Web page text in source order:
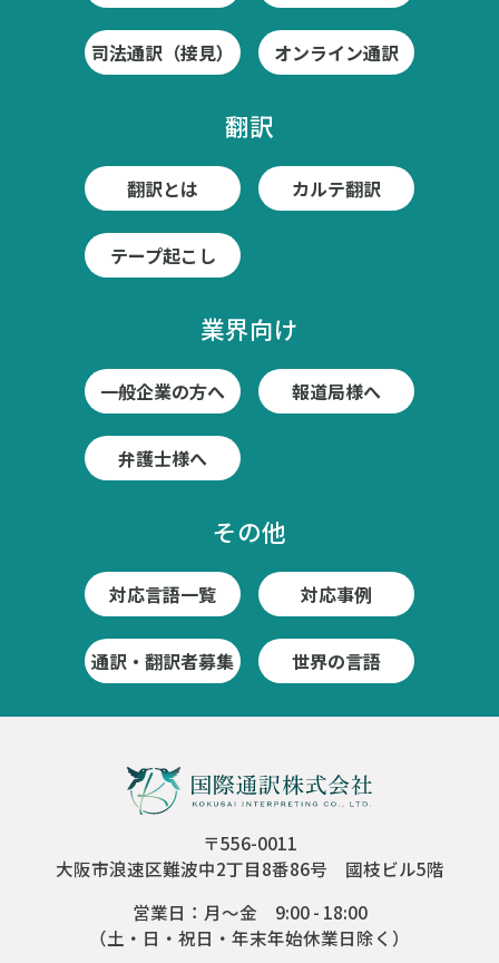
司法通訳（接見） オンライン通訳
翻訳
翻訳とは カルテ翻訳
テープ起こし
業界向け
一般企業の方へ 報道局様へ
弁護士様へ
その他
対応言語一覧 対応事例
通訳・翻訳者募集 世界の言語
〒556-0011
大阪市浪速区難波中2丁目8番86号 國枝ビル5階
営業日：月～金 9:00 - 18:00
（土・日・祝日・年末年始休業日除く）